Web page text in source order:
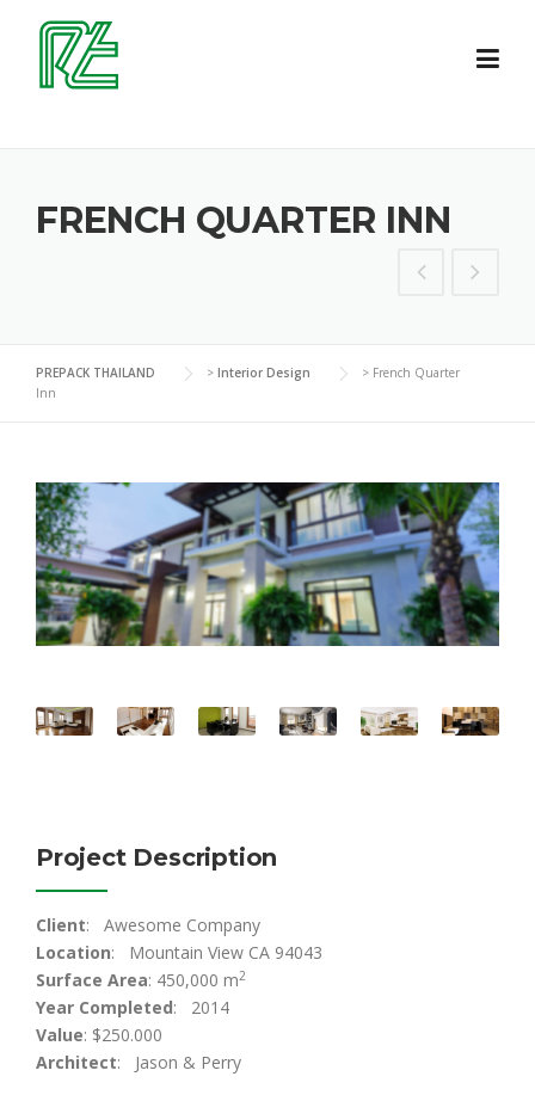
content
FRENCH QUARTER INN
PREPACK THAILAND > Interior Design > French Quarter
Inn
Project Description
Client: Awesome Company
Location: Mountain View CA 94043
Surface Area: 450,000 m2
Year Completed: 2014
Value: $250.000
Architect: Jason & Perry